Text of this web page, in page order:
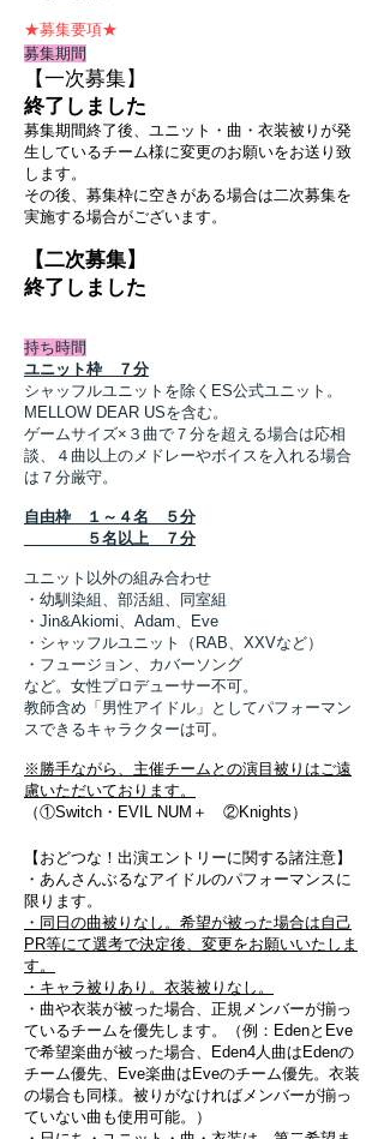
​★募集要項★
募集期間
​【一次募集】
終了しました
募集期間終了後、ユニット・曲・衣装被りが発
生しているチーム様に変更のお願いをお送り致
します。
その後、募集枠に空きがある場合は二次募集を
実施する場合がございます。
​【二次募集】
終了しました
持ち時間
ユニット枠 ７分
シャッフルユニットを除くES公式ユニット。
MELLOW DEAR USを含む。
​ゲームサイズ×３曲で７分を超える場合は応相
談、
４曲以上のメドレーやボイスを入れる場合
は７分厳守。
自由枠
１～４名 ５分
５名以上 ７分
ユニット以外の組み合わせ
・幼馴染組、部活組、同室組
・Jin&Akiomi、Adam、Eve
・シャッフルユニット（RAB、XXVなど）
・フュージョン、カバーソング
など。 女性プロデューサー不可。
教師含め「男性アイドル」としてパフォーマン
スできるキャラクターは可。
※勝手ながら、主催チームとの演目被りはご遠
慮いただいております。
（①Switch・EVIL NUM＋ ②Knights）
【おどつな！出演エントリーに関する諸注意】
・あんさんぶるなアイドルのパフォーマンスに
限ります。
・同日の曲被りなし。希望が被った場合は自己
PR等にて選考で決定後、変更をお願いいたしま
す。
・キャラ被りあり。衣装被りなし。
・曲や衣装が被った場合、正規メンバーが揃っ
ているチームを優先します。（例：EdenとEve
で希望楽曲が被った場合、Eden4人曲はEdenの
チーム優先、Eve楽曲はEveのチーム優先。衣装
の場合も同様。被りがなければメンバーが揃っ
ていない曲も使用可能。）